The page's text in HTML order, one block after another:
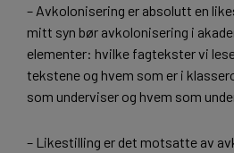
– Avkolonisering er absolutt en
mitt syn bør avkolonisering i
elementer: hvilke fagtekster vi
tekstene og hvem som er i
som underviser og hvem som
– Likestilling er det motsatte av